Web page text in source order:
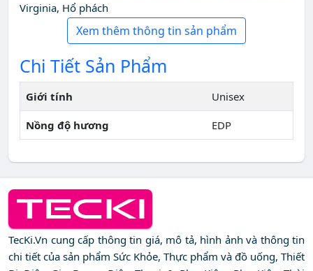
Virginia, Hổ phách
Xem thêm thông tin sản phẩm
Chi Tiết Sản Phẩm
Giới tính Unisex
Nồng độ hương EDP
TecKi.Vn cung cấp thông tin giá, mô tả, hình ảnh và thông tin
chi tiết của sản phẩm Sức Khỏe, Thực phẩm và đồ uống, Thiết